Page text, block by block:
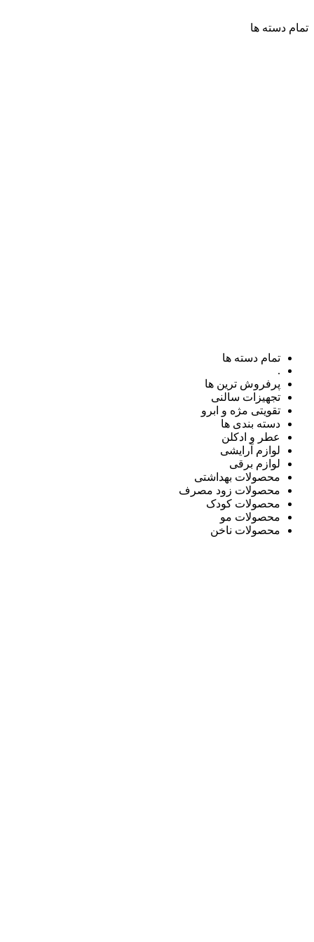
تمام دسته ها
تمام دسته ها
.
پرفروش ترین ها
تجهیزات سالنی
تقویتی مژه و ابرو
دسته بندی ها
عطر و ادکلن
لوازم آرایشی
لوازم برقی
محصولات بهداشتی
محصولات زود مصرف
محصولات کودک
محصولات مو
محصولات ناخن